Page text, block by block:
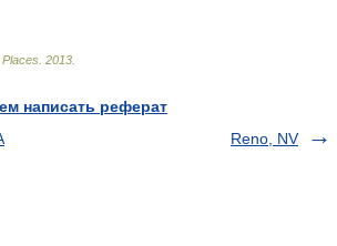
2013
написать реферат
Reno, NV